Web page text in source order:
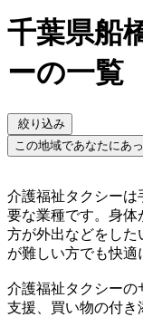
千葉県船
ーの一覧
絞り込み
この地域であなたにあ
介護福祉タクシーは
要な業種です。身体
方が外出などをした
が難しい方でも快適
介護福祉タクシーの
支援、買い物の付き